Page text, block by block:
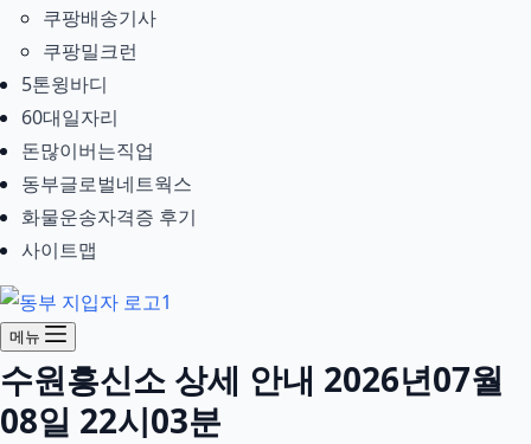
쿠팡배송기사
쿠팡밀크런
5톤윙바디
60대일자리
돈많이버는직업
동부글로벌네트웍스
화물운송자격증 후기
사이트맵
메뉴
수원흥신소 상세 안내 2026년07월
08일 22시03분